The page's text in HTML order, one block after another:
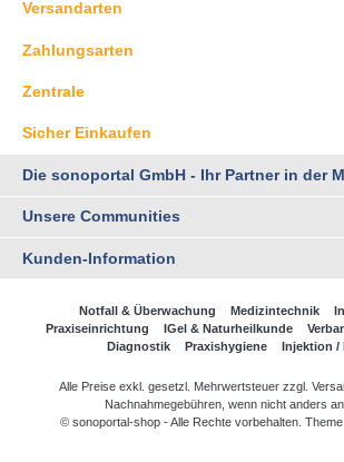
Zentrale
Sicher Einkaufen
Versandarten
Zahlungsarten
Die sonoportal GmbH - Ihr Partner in der
Unsere Communities
Kunden-Information
Notfall & Überwachung Medizintechnik
Praxiseinrichtung
IGel & Naturheilkunde
Diagnostik
Praxishygiene Injektion /
Alle Preise exkl. gesetzl. Mehrwertsteuer zzgl.
Nachnahmegebühren, wenn nicht anders
© sonoportal-shop - Alle Rechte vorbehalten.